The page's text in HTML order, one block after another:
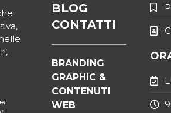
BLOG
CONTATTI
BRANDING
GRAPHIC &
CONTENUTI
WEB